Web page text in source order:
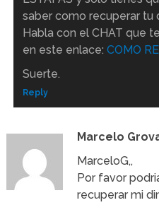
saber como recuperar tu
Habla con el CHAT que
en este enlace: COMO
Suerte.
Reply
Marcelo
MarceloG,,
Por favor
recuperar mi